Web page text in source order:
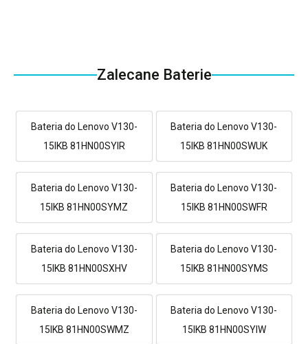
Zalecane Baterie
Bateria do Lenovo V130-
15IKB 81HN00SYIR
Bateria do Lenovo V130-
15IKB 81HN00SWUK
Bateria do Lenovo V130-
15IKB 81HN00SYMZ
Bateria do Lenovo V130-
15IKB 81HN00SWFR
Bateria do Lenovo V130-
15IKB 81HN00SXHV
Bateria do Lenovo V130-
15IKB 81HN00SYMS
Bateria do Lenovo V130-
15IKB 81HN00SWMZ
Bateria do Lenovo V130-
15IKB 81HN00SYIW